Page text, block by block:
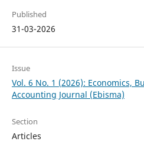
Published
31-03-2026
Issue
Vol. 6 No. 1 (2026): Economics,
Accounting Journal (Ebisma)
Section
Articles